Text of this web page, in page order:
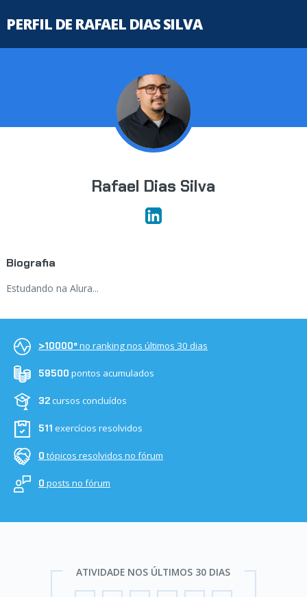
PERFIL DE RAFAEL DIAS SILVA
Rafael Dias Silva
Biografia
Estudando na Alura...
>10000ºno ranking nos últimos 30 dias
59500 pontos acumulados
32cursos concluídos
511 exercícios resolvidos
0 tópicos resolvidos no fórum
0 posts no fórum
ATIVIDADE NOS ÚLTIMOS 30 DIAS